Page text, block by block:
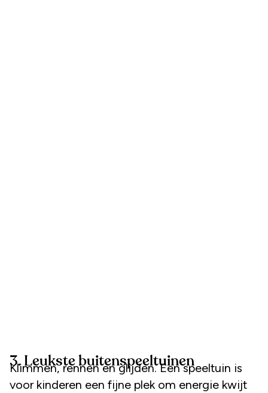
3. Leukste buitenspeeltuinen
Klimmen, rennen en glijden. Een speeltuin is
voor kinderen een fijne plek om energie kwijt